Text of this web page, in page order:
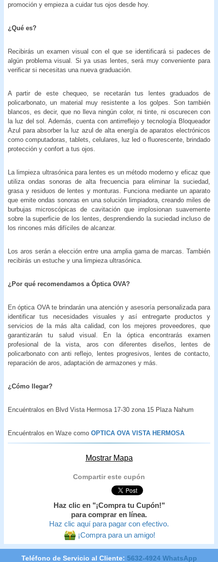
promoción y empieza a cuidar tus ojos desde hoy.
¿Qué es?
Recibirás un examen visual con el que se identificará si padeces de
algún problema visual. Si ya usas lentes, será muy conveniente para
verificar si necesitas una nueva graduación.
A partir de este chequeo, se recetarán tus lentes graduados de
policarbonato, un material muy resistente a los golpes. Son también
blancos, es decir, que no lleva ningún color, ni tinte, ni oscurecen con
la luz del sol. Además, cuenta con antirreflejo y tecnología Bloqueador
Azul para absorber la luz azul de alta energía de aparatos electrónicos
como computadoras, tablets, celulares, luz led o fluorescente, brindado
protección y confort a tus ojos.
La limpieza ultrasónica para lentes es un método moderno y eficaz que
utiliza ondas sonoras de alta frecuencia para eliminar la suciedad,
grasa y residuos de lentes y monturas. Funciona mediante un aparato
que emite ondas sonoras en una solución limpiadora, creando miles de
burbujas microscópicas de cavitación que implosionan suavemente
sobre la superficie de los lentes, desprendiendo la suciedad incluso de
los rincones más difíciles de alcanzar.
Los aros serán a elección entre una amplia gama de marcas. También
recibirás un estuche y una limpieza ultrasónica.
¿Por qué recomendamos a Óptica OVA?
En óptica OVA te brindarán una atención y asesoría personalizada para
identificar tus necesidades visuales y así entregarte productos y
servicios de la más alta calidad, con los mejores proveedores, que
garantizarán tu salud visual. En la óptica encontrarás examen
profesional de la vista, aros con diferentes diseños, lentes de
policarbonato con anti reflejo, lentes progresivos, lentes de contacto,
reparación de aros, adaptación de armazones y más.
¿Cómo llegar?
Encuéntralos en Blvd Vista Hermosa 17-30 zona 15 Plaza Nahum
Encuéntralos en Waze como OPTICA OVA VISTA HERMOSA
Mostrar Mapa
Compartir este cupón
Haz clic en "¡Compra tu Cupón!"
para comprar en línea.
Haz clic aquí para pagar con efectivo.
¡Compra para un amigo!
Teléfono de Servicio al Cliente: 5632-4924 WhatsApp